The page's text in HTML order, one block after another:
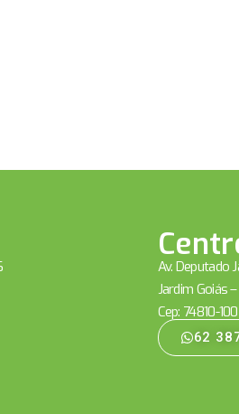
Av. Deputado
Jardim Goiás –
Cep: 74810-100
62